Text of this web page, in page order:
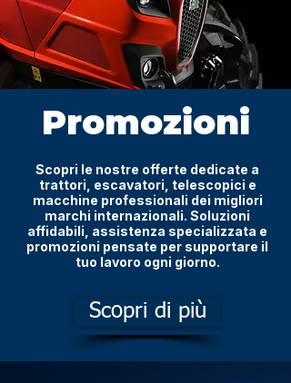
Promozioni
Scopri le nostre offerte dedicate a
trattori, escavatori, telescopici e
macchine professionali dei migliori
marchi internazionali. Soluzioni
affidabili, assistenza specializzata e
promozioni pensate per supportare il
tuo lavoro ogni giorno.
Scopri di più